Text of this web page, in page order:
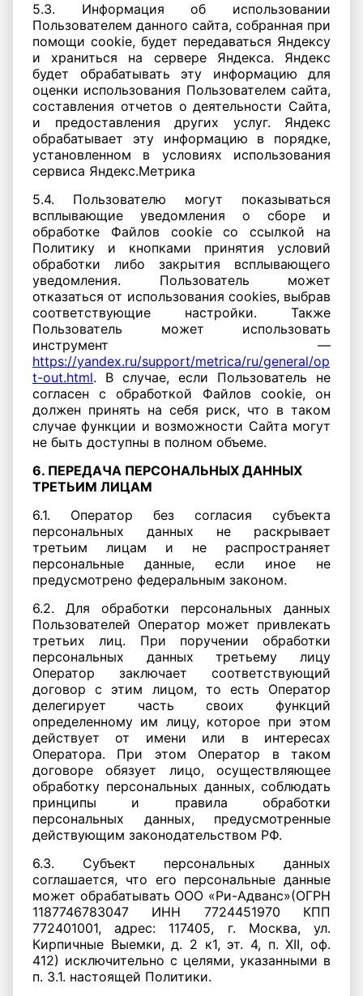
5.3. Информация об использовании
Пользователем данного сайта, собранная при
помощи cookie, будет передаваться Яндексу
и храниться на сервере Яндекса. Яндекс
будет обрабатывать эту информацию для
оценки использования Пользователем сайта,
составления отчетов о деятельности Сайта,
и предоставления других услуг. Яндекс
обрабатывает эту информацию в порядке,
установленном в условиях использования
сервиса Яндекс.Метрика
5.4. Пользователю могут показываться
всплывающие уведомления о сборе и
обработке Файлов cookie со ссылкой на
Политику и кнопками принятия условий
обработки либо закрытия всплывающего
уведомления. Пользователь может
отказаться от использования cookies, выбрав
соответствующие настройки. Также
Пользователь может использовать
инструмент —
https://yandex.ru/support/metrica/ru/general/op
t-out.html. В случае, если Пользователь не
согласен с обработкой Файлов cookie, он
должен принять на себя риск, что в таком
случае функции и возможности Сайта могут
не быть доступны в полном объеме.
6. ПЕРЕДАЧА ПЕРСОНАЛЬНЫХ ДАННЫХ
ТРЕТЬИМ ЛИЦАМ
6.1. Оператор без согласия субъекта
персональных данных не раскрывает
третьим лицам и не распространяет
персональные данные, если иное не
предусмотрено федеральным законом.
6.2. Для обработки персональных данных
Пользователей Оператор может привлекать
третьих лиц. При поручении обработки
персональных данных третьему лицу
Оператор заключает соответствующий
договор с этим лицом, то есть Оператор
делегирует часть своих функций
определенному им лицу, которое при этом
действует от имени или в интересах
Оператора. При этом Оператор в таком
договоре обязует лицо, осуществляющее
обработку персональных данных, соблюдать
принципы и правила обработки
персональных данных, предусмотренные
действующим законодательством РФ.
6.3. Субъект персональных данных
соглашается, что его персональные данные
может обрабатывать ООО «Ри-Адванс»(ОГРН
1187746783047 ИНН 7724451970 КПП
772401001, адрес: 117405, г. Москва, ул.
Кирпичные Выемки, д. 2 к1, эт. 4, п. XII, оф.
412) исключительно с целями, указанными в
п. 3.1. настоящей Политики.